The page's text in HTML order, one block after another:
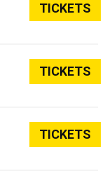
TICKETS
TICKETS
TICKETS